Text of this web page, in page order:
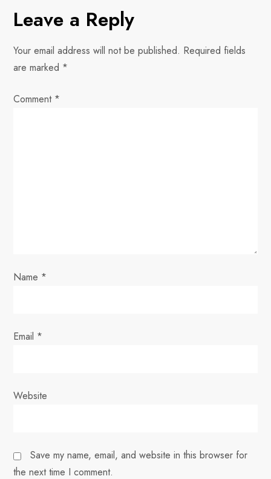
n
a
v
i
n
Leave a Reply
Your email address will not be published. Required fields
are marked *
Comment *
Name *
Email *
Website
Save my name, email, and website in this browser for
the next time I comment.